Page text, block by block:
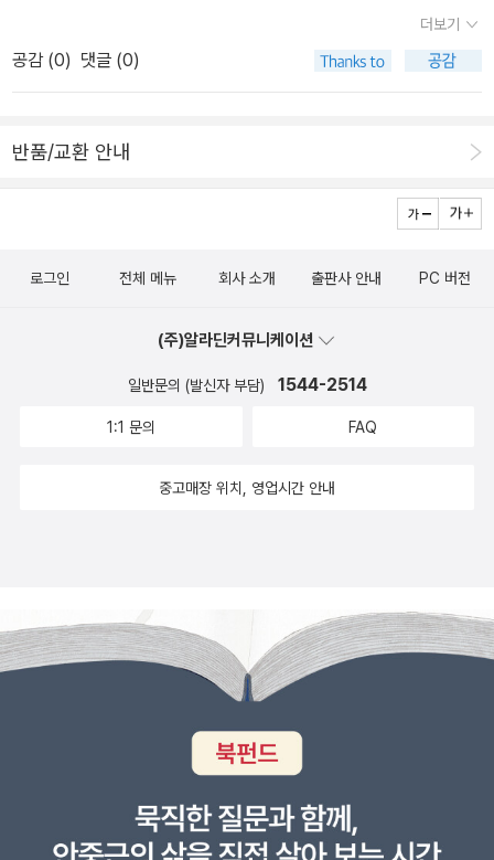
트의 싸움. 솔직히 리졸리가 캐서린처럼 두려움을 안고 살아간다는
넣은 리졸리가 캐서린과 똑같은 심리상태와 두려움으로 인해 자기방
어를 하게 되다니, 처음 읽은 책'외과의사'에서 남자들과 경쟁해야하
는 리졸리의 상황을 그려낸 것이 아마 '견습의사'에서 워런 호이트의
리졸리를 납치하고 리졸리가 범인들을 처리하는 장면도 너무 긴장감
하는 상황은 너무 시시해서 서운할 지경이다. 워런 호이트가앞으로
살아갈 인생을 아주 끔찍하게 만들어 놓은 것으로 위안을 삼아야 하
성중일 것이다. 죽이지 않고 살려둠으로써 '외과의사'시리즈로 또 탄
전재, 새로운 긴장감을 선사하여 독자들이 지루해지지 않게 해 주길
재미도 두 배가 되었다면 좋겠지만, 2편 빌런은 아무래도 따라쟁이에
불과하기 때문에 대단한 활약은 없었다. 시리즈 통틀어서 2편 내용이
부터 병리학자인 아일스가 본격적으로 가세한다. 그리고 리졸리의 로
진진했던 기억이... 4. 바디더블 (2004) ★★★★https://blog.al
adin.co.kr/loveoctave/9842617임신한 리졸리는 잠깐 쉬어가
고, 아일스가 주인공으로 나온다. 그녀는 집 앞에서 죽어있는 여자가
쌍둥이인 자매였고, 사건에 연루된 용의자와 자신의 과거까지 밝혀낸
꿀잼 작품이다. 5. 소멸 (2005) ★★★https://blog.aladin.co.kr/
loveoctave/9872113시체 보관실에 있던 여성 시신이 살아난다.
삭의 리졸리가 인질이 된다. 과연 게리첸이 의사라서 가능한 발상이
과 안 맞다느니 하는 비난이 많은 작품인 데다, 패쓰해도 전혀 문제없
다고 하여 그렇게 했다. 오컬트 종교 단체에 관련된 내용이라 영 흥미
가 안 생겨요. 7. 악녀의 유물 (?) ★★★★https://blog.aladin.c
o.kr/loveoctave/10502785보스턴 박물관에서 발견된 미라의 다
리에는 총알이 박혀 있다. 박물관 지하를 뒤지던 리졸리는 비밀공간
래 되지 않았다고 한다. 피해자들이 모두 고고학 관계자임을 알아내,
범인에게 다가가는 리졸리의 폭풍 수사 이야기. 킬링 타임용으로 최
보나. 미드는 인기가 없다 싶으면 결말도 없이 바로 종영되는 작품이
많아서 오히려 이런 형사물이 보기 편하다. 이런 장르야 뒷얘기가 궁
금하고 말것도 없으니까. 사실 두 시리즈를 다 책으로 사 뒀는데 요즘
기다. 살면서 이렇게 책 안보고 산적이 언제였나 싶을정도로 요즘 통
어져도 못 읽고 있다. 이 책들이 어디쯤 있는지 대략적인 위치는 알고
읽기 싫어서 안보고 있달까....요즘처럼 내가 TV에 빠진적은 내 평생
라고 위안하고 있지만(썩지는 않지만 상하고 있기는 하다) 평생 손에
서 책을 놓을 일은 없을줄 알았는데...여튼 형사물이라는 본연의 의미
이라 약간 기억이 가물거리기는 해도 형사, 검사, 법의학자, 기자로 구
로 종영이 되서 안타까웠다. 어떻게 보면 리졸리 & 아일스 시리즈도
솔직히 전작과 똑같이 나온다. 머리모양, 옷입는 스타일, 말하는 패턴
(영어를 못알아듣기는 하지만 느낌상) 애정문제, 일에 대한 헌신 등
등. 다만 아일스 박사와의 합이 더 흥미롭다. 전작에서는 여자들이 네
말았는데 여기서 이 콤비의 합은 참 보기 좋다. 아일스 박사 역은 NCI
S에서 토미와 멋진 콤비를 보였던 샤샤 알렉산더라는 분이 맡았는데
긴 공백기에도 불구하고 상대 배우와 딱 맞는 호흡을 보여주고 있다.
NCIS에서도 토미와 너무 멋진 호흡을 보여주셔서 이 분이 시즌에서
더보기
공감 (0) 댓글 (0)
반품/교환 안내
로그인 전체 메뉴 회사 소개 출판사 안내 PC 버전
(주)알라딘커뮤니케이션
일반문의 (발신자 부담) 1544-2514
1:1 문의 FAQ
중고매장 위치, 영업시간 안내